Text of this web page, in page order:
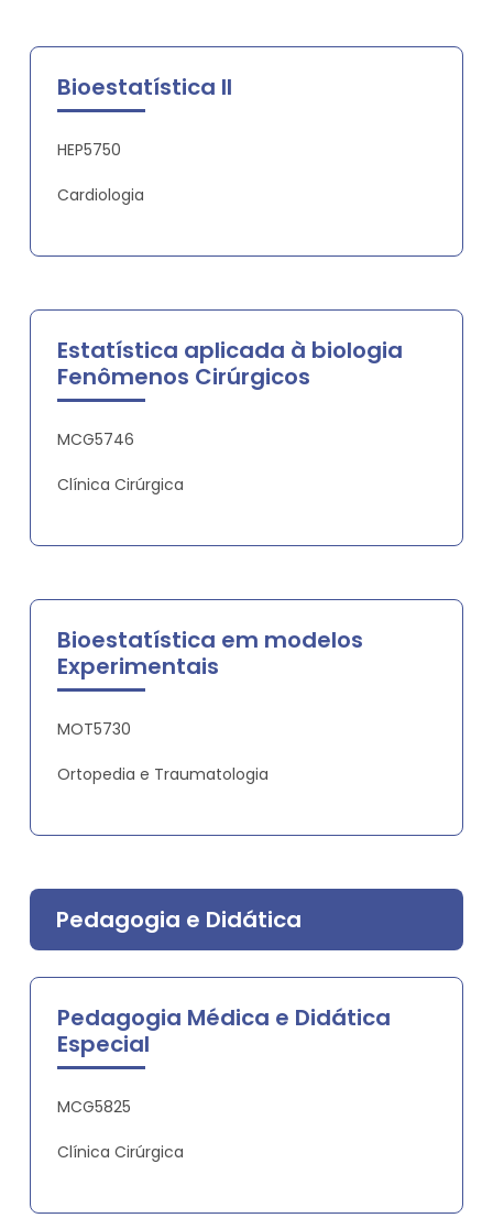
Bioestatística II
HEP5750
Cardiologia
Estatística aplicada à biologia
Fenômenos Cirúrgicos
MCG5746
Clínica Cirúrgica
Bioestatística em modelos
Experimentais
MOT5730
Ortopedia e Traumatologia
Pedagogia e Didática
Pedagogia Médica e Didática
Especial
MCG5825
Clínica Cirúrgica